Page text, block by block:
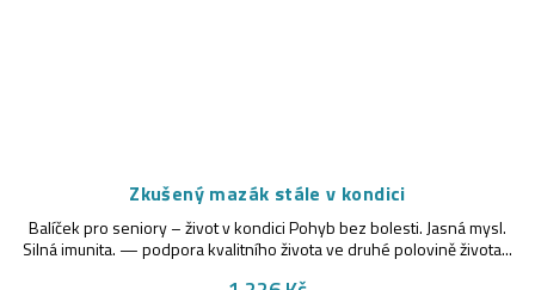
Zkušený mazák stále v kondici
Balíček pro seniory – život v kondici Pohyb bez bolesti. Jasná mysl.
Silná imunita. — podpora kvalitního života ve druhé polovině života...